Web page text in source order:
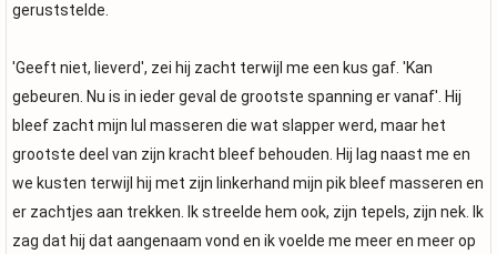
geruststelde.
'Geeft niet, lieverd', zei hij zacht terwijl me een kus gaf. 'Kan
gebeuren. Nu is in ieder geval de grootste spanning er vanaf'. Hij
bleef zacht mijn lul masseren die wat slapper werd, maar het
grootste deel van zijn kracht bleef behouden. Hij lag naast me en
we kusten terwijl hij met zijn linkerhand mijn pik bleef masseren en
er zachtjes aan trekken. Ik streelde hem ook, zijn tepels, zijn nek. Ik
zag dat hij dat aangenaam vond en ik voelde me meer en meer op